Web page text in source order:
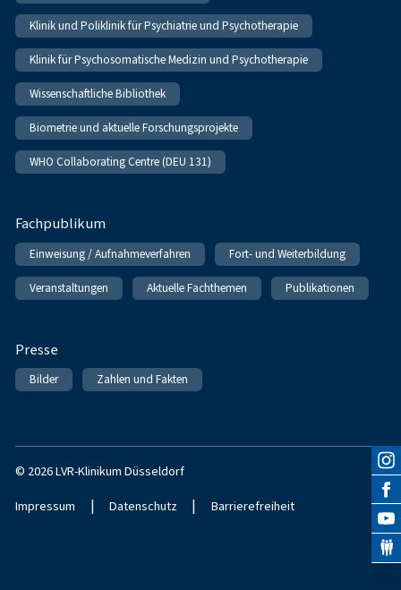
Klinik und Poliklinik für Psychiatrie und Psychotherapie
Klinik für Psychosomatische Medizin und Psychotherapie
Wissenschaftliche Bibliothek
Biometrie und aktuelle Forschungsprojekte
WHO Collaborating Centre (DEU 131)
Fachpublikum
Einweisung / Aufnahmeverfahren Fort- und Weiterbildung
Veranstaltungen Aktuelle Fachthemen Publikationen
Presse
Bilder Zahlen und Fakten
© 2026 LVR-Klinikum Düsseldorf
Impressum | Datenschutz | Barrierefreiheit